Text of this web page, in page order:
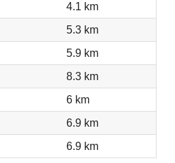
4.1 km
5.3 km
5.9 km
8.3 km
6 km
6.9 km
6.9 km